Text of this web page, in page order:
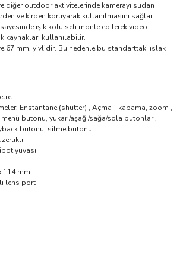
diğer outdoor aktivitelerinde kamerayı sudan
ve kirden koruyarak kullanılmasını sağlar.
ışık kolu seti monte edilerek video
kaynakları kullanılabilir.
67 mm. yivlidir. Bu nedenle bu standarttaki ıslak
Enstantane (shutter) , Açma - kapama, zoom ,
butonu, yukarı/aşağı/sağa/sola butonları,
butonu, silme butonu
yuvası
114 mm.
lens port
resim, ürün açıklamalarında ve diğer